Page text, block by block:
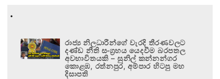
.
රාජ්‍ය නිලධාරීන්ගේ වැරදි තීරණවලට
දණ්ඩ නීති සංග්‍රහය යෙදවීම බරපතල
අවභාවිතයකි – සුනිල් කන්නන්ගර
කොළඹ, රත්නපුර, අම්පාර හිටපු මහ
දිසාපති